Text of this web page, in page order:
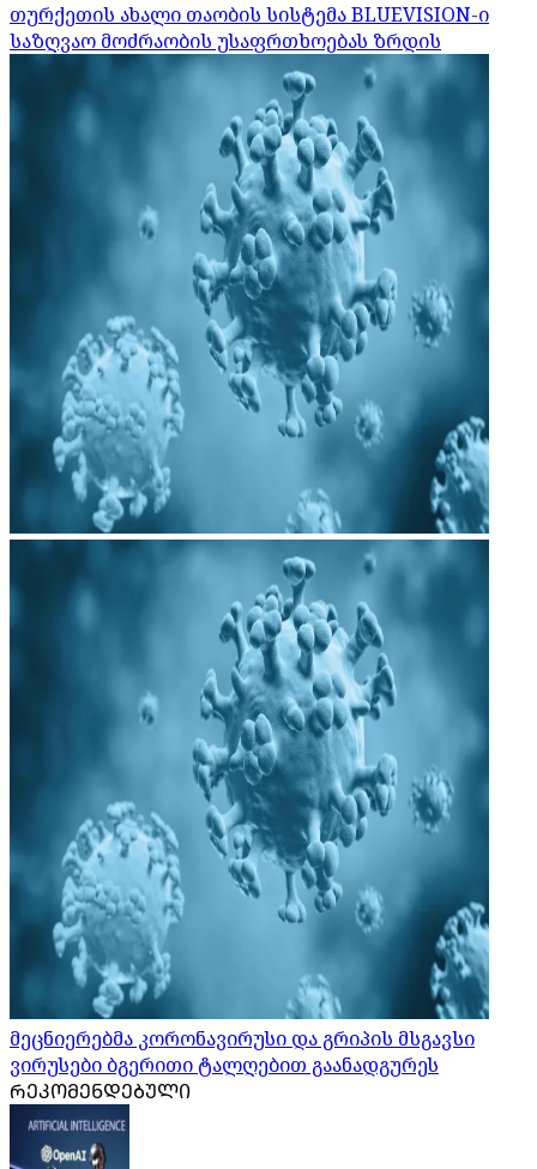
თურქეთის ახალი თაობის სისტემა BLUEVISION-ი
საზღვაო მოძრაობის უსაფრთხოებას ზრდის
მეცნიერებმა კორონავირუსი და გრიპის მსგავსი
ვირუსები ბგერითი ტალღებით გაანადგურეს
ᲠᲔᲙᲝᲛᲔᲜᲓᲔᲑᲣᲚᲘ